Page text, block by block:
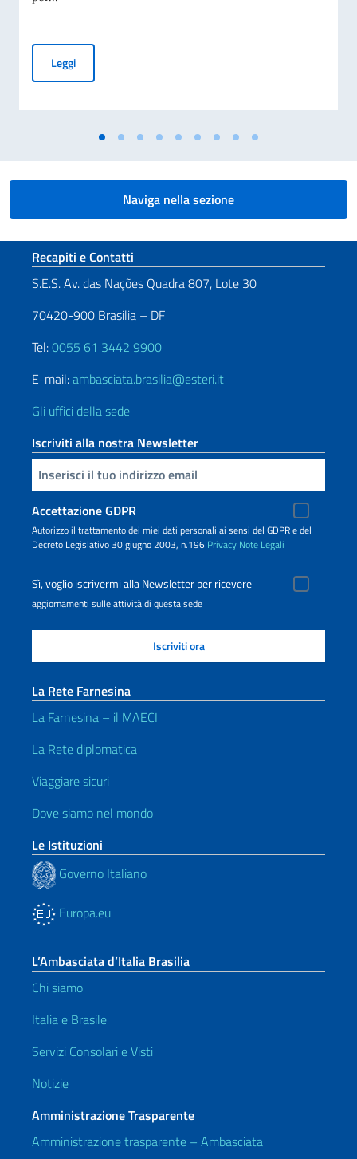
LeggiAvviso di pubblicità per contributi a soggetti privati per
Naviga nella sezione
Sezione footer
Recapiti e Contatti
S.E.S. Av. das Nações Quadra 807, Lote 30
70420-900 Brasilia – DF
Tel:0055 61 3442 9900
E-mail:ambasciata.brasilia@esteri.it
Gli uffici della sede
Iscriviti alla nostra Newsletter
Inserisci la tua email
Accettazione GDPR
Autorizzo il trattamento dei miei dati personali ai sensi del GDPR e del
Decreto Legislativo 30 giugno 2003, n.196 Privacy Note Legali
Sì, voglio iscrivermi alla Newsletter per ricevere
aggiornamenti sulle attività di questa sede
La Rete Farnesina
La Farnesina – il MAECI
La Rete diplomatica
Viaggiare sicuri
Dove siamo nel mondo
Le Istituzioni
Governo Italiano
Europa.eu
L’Ambasciata d’Italia Brasilia
Chi siamo
Italia e Brasile
Servizi Consolari e Visti
Notizie
Amministrazione Trasparente
Amministrazione trasparente – Ambasciata